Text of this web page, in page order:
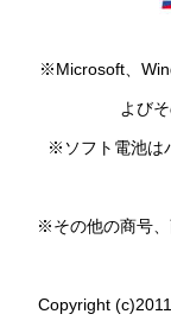
※Microsoft、
よび
※ソフト電池は
※その他の商号
Copyright